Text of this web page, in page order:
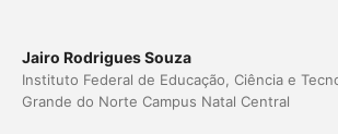
Jairo Rodrigues Souza
Instituto Federal de Educação, Ciência e
Grande do Norte Campus Natal Central